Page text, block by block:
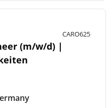
CARO625
(m/w/d) |